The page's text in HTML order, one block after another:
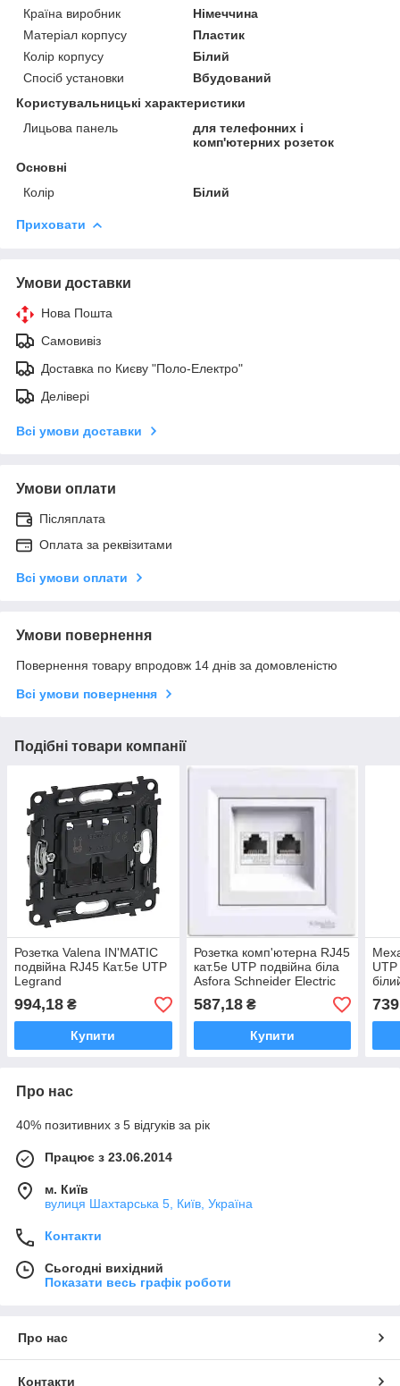
Країна виробник
Німеччина
Матеріал корпусу
Пластик
Колір корпусу
Білий
Спосіб установки
Вбудований
Користувальницькі характеристики
Лицьова панель
для телефонних і
комп'ютерних розеток
Основні
Колір
Білий
Приховати
Умови доставки
Нова Пошта
Самовивіз
Доставка по Києву "Поло-Електро"
Делівері
Всі умови доставки
Умови оплати
Післяплата
Оплата за реквізитами
Всі умови оплати
Умови повернення
Повернення товару впродовж 14 днів за домовленістю
Всі умови повернення
Подібні товари компанії
Розетка Valena IN'MATIC
подвійна RJ45 Кат.5е UTP
Legrand
994,18 ₴
Купити
Розетка комп'ютерна RJ45
кат.5е UTP подвійна біла
Asfora Schneider Electric
587,18₴
Купити
UTP
Про нас
40% позитивних з 5 відгуків за рік
Працює з 23.06.2014
м. Київ
вулиця Шахтарська 5, Київ, Україна
Контакти
Сьогодні вихідний
Показати весь графік роботи
Про нас
Контакти